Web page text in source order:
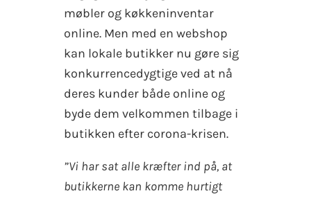
møbler og køkkeninventar
online. Men med en webshop
kan lokale butikker nu gøre sig
konkurrencedygtige ved at nå
deres kunder både online og
byde dem velkommen tilbage i
butikken efter corona-krisen.
”Vi har sat alle kræfter ind på, at
butikkerne kan komme hurtigt